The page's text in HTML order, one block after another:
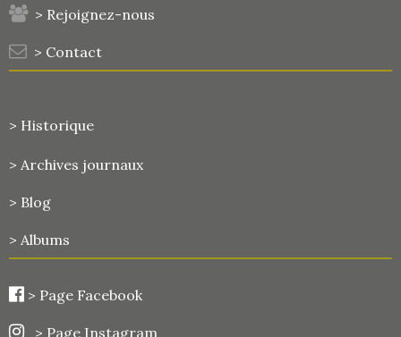
> Rejoignez-nous
> Contact
> Historique
> Archives journaux
> Blog
> Albums
> Page Facebook
> Page Instagram